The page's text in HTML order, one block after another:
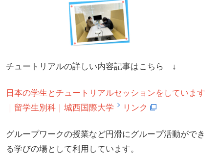
チュートリアルの詳しい内容記事はこちら ↓
日本の学生とチュートリアルセッションをしています
｜留学生別科｜城西国際大学
リンク
グループワークの授業など円滑にグループ活動ができ
る学びの場として利用しています。